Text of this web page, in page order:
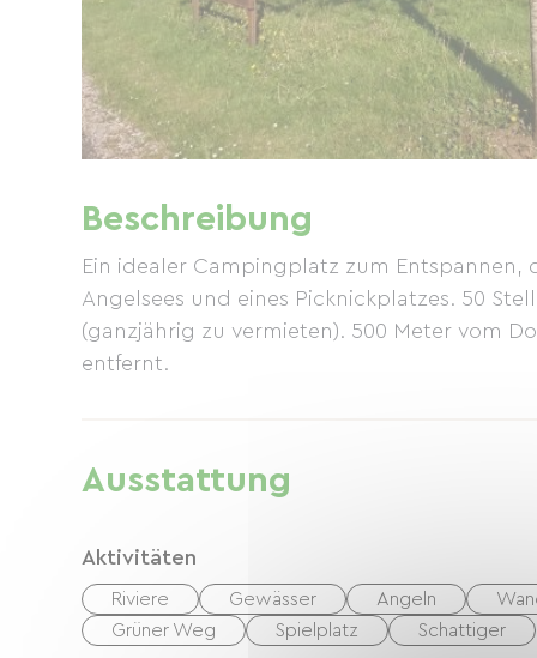
Beschreibung
Ein idealer Campingplatz zum Entspannen,
Angelsees und eines Picknickplatzes. 50
(ganzjährig zu vermieten). 500 Meter vom
entfernt.
Ausstattung
Aktivitäten
Riviere Gewässer Angeln
Grüner Weg
Spielplatz Schattiger